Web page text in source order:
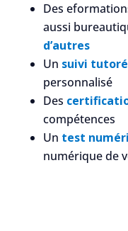
Des
aussi
d’autres
Un suivi tutoré
personnalisé
Des
compétences
Un test
numérique de